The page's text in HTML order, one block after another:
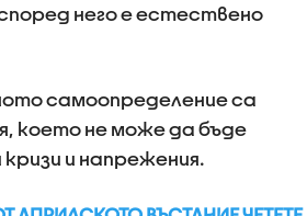
него е естествено
самоопределение са
което не може да бъде
и напрежения.